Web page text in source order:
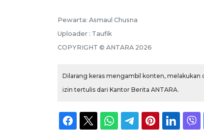
Pewarta: Asmaul Chusna
Uploader : Taufik
COPYRIGHT © ANTARA 2026
Dilarang keras mengambil konten,
izin tertulis dari Kantor Berita ANTARA.